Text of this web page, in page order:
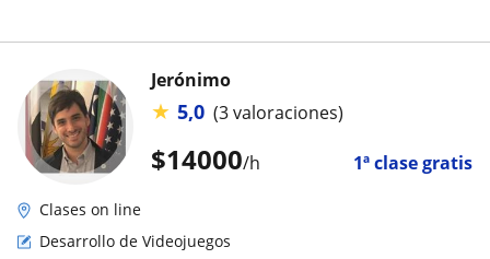
$14000/h 1ª clase gratis
Jerónimo
★ 5,0 (3 valoraciones)
Clases on line
Desarrollo de Videojuegos